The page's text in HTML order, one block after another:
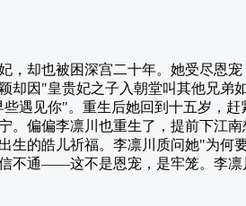
，却也被困深宫二十年。她受尽恩
却因"皇贵妃之子入朝堂叫其他兄弟
遇见你"。重生后她回到十五岁，
。偏偏李凛川也重生了，提前下江
生的皓儿祈福。李凛川质问她"为何
不通——这不是恩宠，是牢笼。李